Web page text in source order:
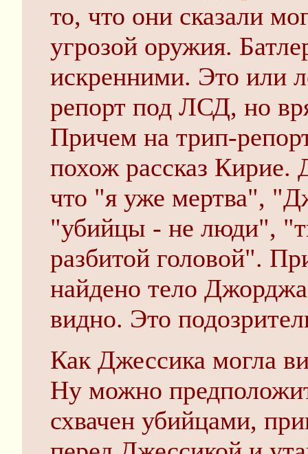
то, что они сказали
угрозой оружия.
искренними. Это или
репорт под ЛСД, но
Причем на трип-
похож рассказ Кирие.
что "я уже мертва",
"убийцы - не люди",
разбитой головой".
найдено тело
видно. Это
Как Джессика могла
Ну можно
схвачен убийцами,